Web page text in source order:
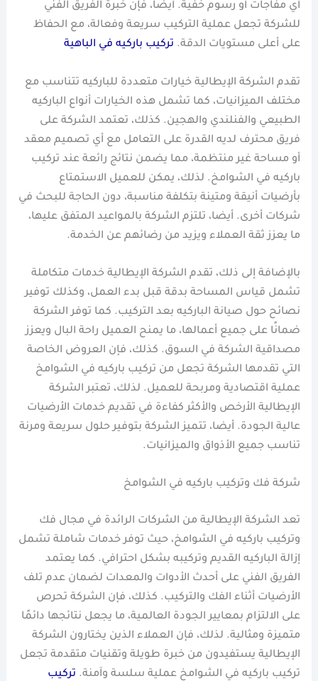
أي مفاجآت أو رسوم خفية. أيضا، فإن خبرة الفريق الفني
للشركة تجعل عملية التركيب سريعة وفعالة، مع الحفاظ
على أعلى مستويات الدقة. تركيب باركيه في الباهية
تقدم الشركة الإيطالية خيارات متعددة للباركيه تتناسب مع
مختلف الميزانيات، كما تشمل هذه الخيارات أنواع الباركيه
الطبيعي والفنلندي والهجين. كذلك، تعتمد الشركة على
فريق محترف لديه القدرة على التعامل مع أي تصميم معقد
أو مساحة غير منتظمة، مما يضمن نتائج رائعة عند تركيب
باركيه في الشوامخ. لذلك، يمكن للعميل الاستمتاع
بأرضيات أنيقة ومتينة بتكلفة مناسبة، دون الحاجة للبحث في
شركات أخرى. أيضا، تلتزم الشركة بالمواعيد المتفق عليها،
ما يعزز ثقة العملاء ويزيد من رضائهم عن الخدمة.
بالإضافة إلى ذلك، تقدم الشركة الإيطالية خدمات متكاملة
تشمل قياس المساحة بدقة قبل بدء العمل، وكذلك توفير
نصائح حول صيانة الباركيه بعد التركيب. كما توفر الشركة
ضمانًا على جميع أعمالها، ما يمنح العميل راحة البال ويعزز
مصداقية الشركة في السوق. كذلك، فإن العروض الخاصة
التي تقدمها الشركة تجعل من تركيب باركيه في الشوامخ
عملية اقتصادية ومربحة للعميل. لذلك، تعتبر الشركة
الإيطالية الأرخص والأكثر كفاءة في تقديم خدمات الأرضيات
عالية الجودة. أيضا، تتميز الشركة بتوفير حلول سريعة ومرنة
تناسب جميع الأذواق والميزانيات.
شركة فك وتركيب باركيه في الشوامخ
تعد الشركة الإيطالية من الشركات الرائدة في مجال فك
وتركيب باركيه في الشوامخ، حيث توفر خدمات شاملة تشمل
إزالة الباركيه القديم وتركيبه بشكل احترافي. كما يعتمد
الفريق الفني على أحدث الأدوات والمعدات لضمان عدم تلف
الأرضيات أثناء الفك والتركيب. كذلك، فإن الشركة تحرص
على الالتزام بمعايير الجودة العالمية، ما يجعل نتائجها دائمًا
متميزة ومثالية. لذلك، فإن العملاء الذين يختارون الشركة
الإيطالية يستفيدون من خبرة طويلة وتقنيات متقدمة تجعل
تركيب باركيه في الشوامخ عملية سلسة وآمنة. تركيب